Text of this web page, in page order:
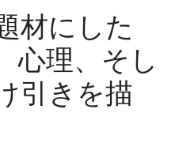
材にした
心理、そし
引きを描